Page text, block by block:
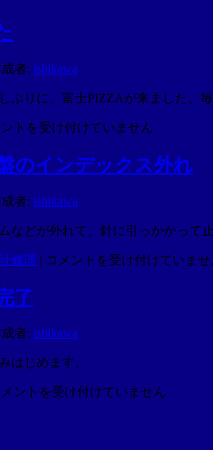
者: ishikawa
ぶりに、富士PIZZAが来ました。
トを受け付けていません
のインデックス外れ
者: ishikawa
などが外れて、針に引っかかって
修理 | ウ
の
文
字
の
コメントを受け付けていませ
了
者: ishikawa
はじめます。
ントを受け付けていません